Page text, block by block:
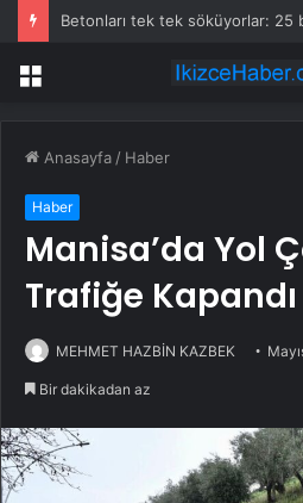
Menü
Anasayfa / Haber
Haber
Manisa’da Yol
Trafiğe Kapandı
MEHMET HAZBİN KAZBEK
Bir dakikadan az